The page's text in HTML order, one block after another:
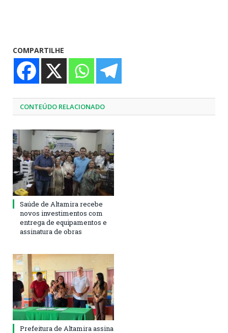
COMPARTILHE
CONTEÚDO RELACIONADO
Saúde de Altamira recebe
novos investimentos com
entrega de equipamentos e
assinatura de obras
Prefeitura de Altamira assina